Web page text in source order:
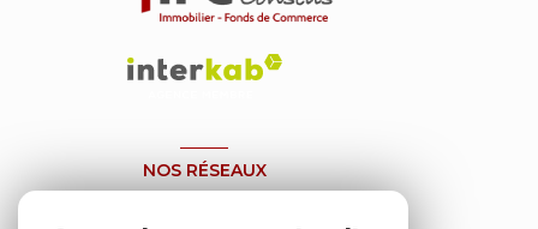
NOS RÉSEAUX